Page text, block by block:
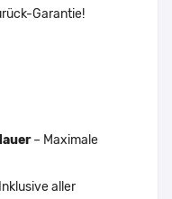
Garantie!
– Maximale
aller